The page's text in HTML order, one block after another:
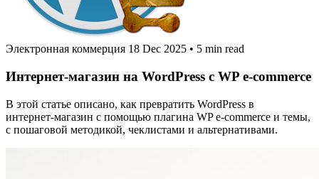
Электронная коммерция 18 Dec 2025 • 5 min read
Интернет‑магазин на WordPress с WP e-commerce
В этой статье описано, как превратить WordPress в
интернет‑магазин с помощью плагина WP e‑commerce и темы,
с пошаговой методикой, чеклистами и альтернативами.